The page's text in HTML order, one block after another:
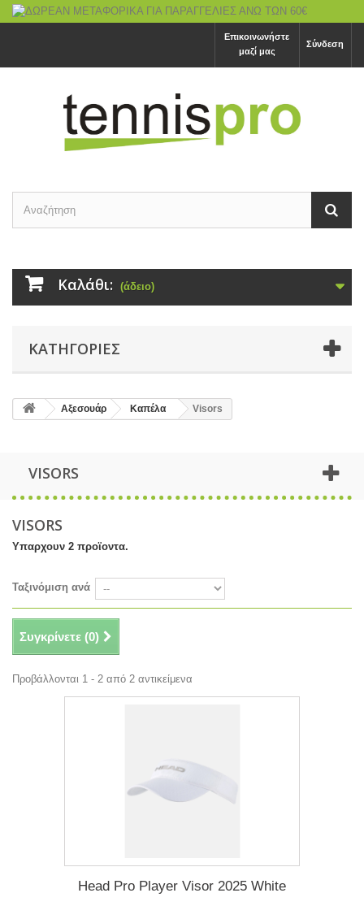
Σύνδεση
Επικοινωνήστε
μαζί μας
Καλάθι: (άδειο)
ΚΑΤΗΓΟΡΙΕΣ
Αξεσουάρ Καπέλα Visors
VISORS
VISORS
Υπαρχουν 2 προϊοντα.
Ταξινόμιση ανά
Συγκρίνετε (0)
Προβάλλονται 1 - 2 από 2 αντικείμενα
Head Pro Player Visor 2025 White